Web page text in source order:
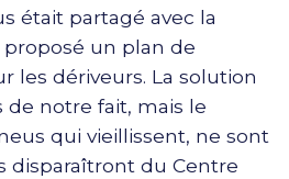
était partagé avec la
proposé un plan de
les dériveurs. La solution
de notre fait, mais le
qui vieillissent, ne sont
disparaîtront du Centre